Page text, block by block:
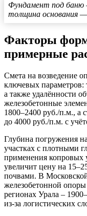
Фундамент под баню
толщина основания —
Факторы
примерные
Смета на возведение
ключевых параметров:
а также удалённости
железобетонные
1800–2400 руб./п.м., а
до 4000 руб./п.м. с
Глубина погружения
участках с плотными
применения копровых
увеличит цену на
почвами. В
железобетонной
регионах Урала –
из-за логистических